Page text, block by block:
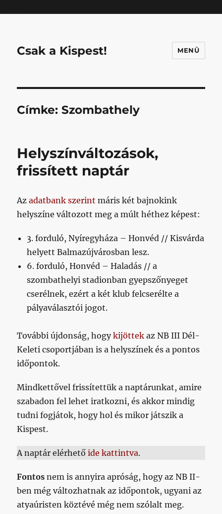
Csak a Kispest! MENÜ
Címke:Szombathely
Helyszínváltozások,
frissített naptár
Azadatbank szerint máris két bajnokink
helyszíne változott meg a múlt héthez képest:
3. forduló, Nyíregyháza – Honvéd // Kisvárda
helyett Balmazújvárosban lesz.
6. forduló, Honvéd – Haladás // a
szombathelyi stadionban gyepszőnyeget
cserélnek, ezért a két klub felcserélte a
pályaválasztói jogot.
További újdonság, hogykijöttek az NB III Dél-
Keleti csoportjában is a helyszínek és a pontos
időpontok.
Mindkettővel frissítettük a naptárunkat, amire
szabadon fel lehet iratkozni, és akkor mindig
tudni fogjátok, hogy hol és mikor játszik a
Kispest.
A naptár elérhetőide kattintva.
Fontos nem is annyira apróság, hogy az NB II-
ben még változhatnak az időpontok, ugyani az
atyaúristen köztévé még nem szólalt meg.